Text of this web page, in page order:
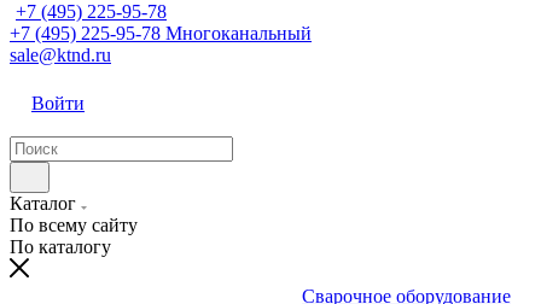
+7 (495) 225-95-78
+7 (495) 225-95-78 Многоканальный
sale@ktnd.ru
Войти
Каталог
По всему сайту
По каталогу
Сварочное оборудование